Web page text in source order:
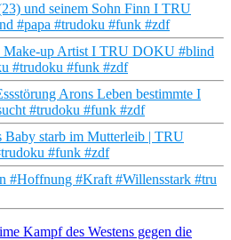
und seinem Sohn Finn I TRU
#papa #trudoku #funk #zdf
Make-up Artist I TRU DOKU #blind
#trudoku #funk #zdf
Arons Leben bestimmte I
#trudoku #funk #zdf
Baby starb im Mutterleib | TRU
#funk #zdf
#Hoffnung #Kraft #Willensstark #tru
Kampf des Westens gegen die